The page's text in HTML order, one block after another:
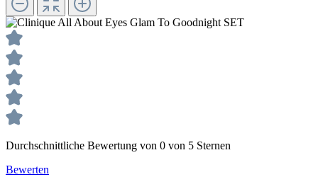
Durchschnittliche Bewertung von 0 von 5 Sternen
Bewerten